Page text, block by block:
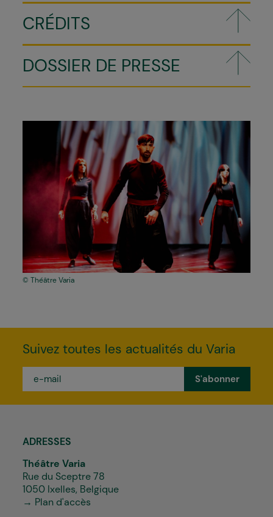
Théâtre Varia
CRÉDITS
DOSSIER DE PRESSE
Suivez toutes les actualités du Varia
mail
ADRESSES
Théâtre Varia
Rue du Sceptre 78
1050 Ixelles, Belgique
→ Plan d'accès